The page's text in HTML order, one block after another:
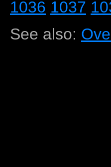
1036 1037
See also: